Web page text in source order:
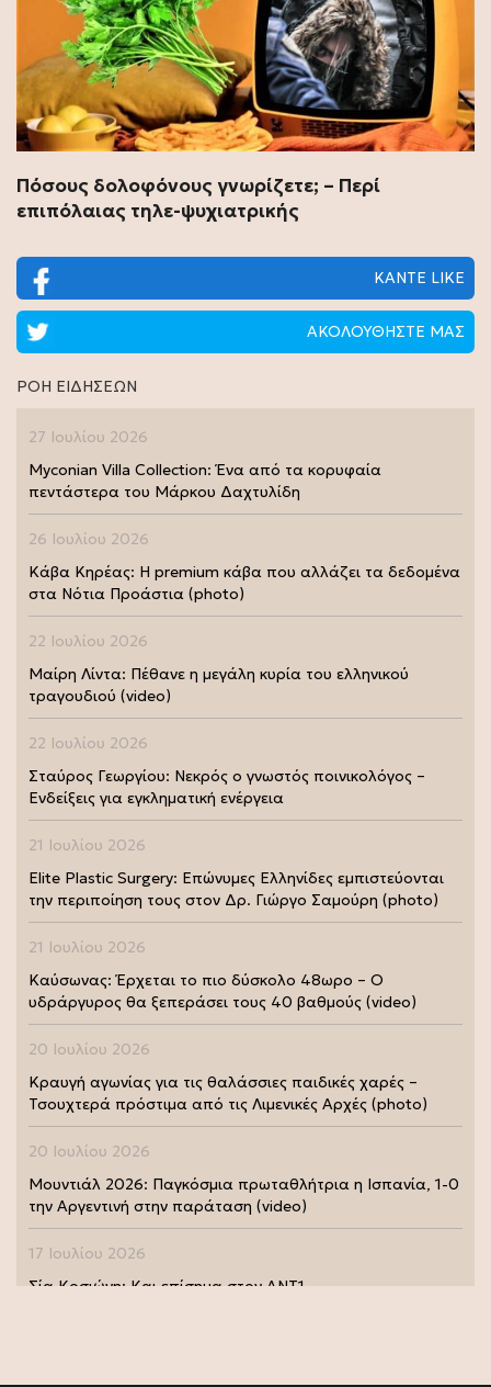
Πόσους δολοφόνους γνωρίζετε; – Περί
επιπόλαιας τηλε-ψυχιατρικής
ΚΑΝΤΕ LIKE
ΑΚΟΛΟΥΘΗΣΤΕ ΜΑΣ
ΡΟΗ ΕΙΔΗΣΕΩΝ
27 Ιουλίου 2026
Myconian Villa Collection: Ένα από τα κορυφαία
πεντάστερα του Μάρκου Δαχτυλίδη
26 Ιουλίου 2026
Κάβα Κηρέας: Η premium κάβα που αλλάζει τα δεδομένα
στα Νότια Προάστια (photo)
22 Ιουλίου 2026
Μαίρη Λίντα: Πέθανε η μεγάλη κυρία του ελληνικού
τραγουδιού (video)
22 Ιουλίου 2026
Σταύρος Γεωργίου: Νεκρός ο γνωστός ποινικολόγος –
Ενδείξεις για εγκληματική ενέργεια
21 Ιουλίου 2026
Elite Plastic Surgery: Επώνυμες Ελληνίδες εμπιστεύονται
την περιποίηση τους στον Δρ. Γιώργο Σαμούρη (photo)
21 Ιουλίου 2026
Καύσωνας: Έρχεται το πιο δύσκολο 48ωρο – Ο
υδράργυρος θα ξεπεράσει τους 40 βαθμούς (video)
20 Ιουλίου 2026
Κραυγή αγωνίας για τις θαλάσσιες παιδικές χαρές –
Τσουχτερά πρόστιμα από τις Λιμενικές Αρχές (photo)
20 Ιουλίου 2026
Μουντιάλ 2026: Παγκόσμια πρωταθλήτρια η Ισπανία, 1-0
την Αργεντινή στην παράταση (video)
17 Ιουλίου 2026
Σία Κοσιώνη: Και επίσημα στον ΑΝΤ1